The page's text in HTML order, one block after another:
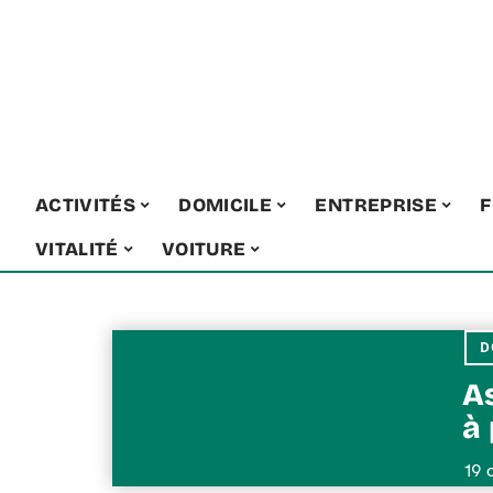
ACTIVITÉS DOMICILE ENTREPRISE
VITALITÉ
VOITURE
à
19